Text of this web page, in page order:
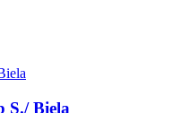
S./ Biela